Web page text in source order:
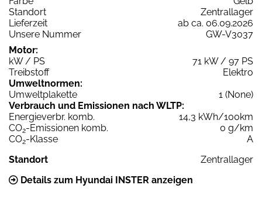
Standort
Zentrallager
Lieferzeit
ab ca. 06.09.2026
Unsere Nummer
GW-V3037
Motor:
kW / PS
71 kW / 97 PS
Treibstoff
Elektro
Umweltnormen:
Umweltplakette
1 (None)
Verbrauch und Emissionen nach WLTP:
Energieverbr. komb.
14,3 kWh/100km
CO2-Emissionen komb.
0 g/km
CO2-Klasse
A
Standort
Zentrallager
Details zum Hyundai INSTER anzeigen